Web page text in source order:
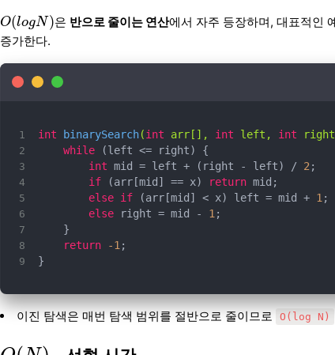
O(logN)
O(lo N)은 반으로 줄이는 연산에서 자주 등장하며, 대표적인
증가한다.
int binarySearch(int arr[], int left, int
while
int mid = left + (right - left) / 2
if (arr[mid] == x) return
else if (arr[mid] < x) left = mid + 1
else right = mid - 1
return
-1
}
이진 탐색은 매번 탐색 범위를 절반으로 줄이므로 O(log N)
O(N)